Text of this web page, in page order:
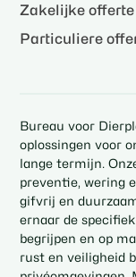
Zakelijke offerte
Particuliere
Bureau voor
oplossingen voor
lange termijn.
preventie, wering
gifvrij en
ernaar de
begrijpen en op
rust en veiligheid